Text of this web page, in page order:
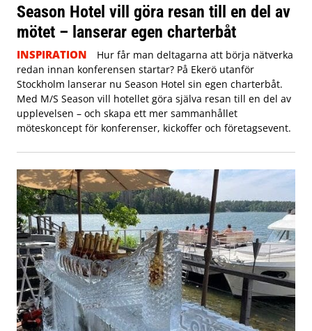
Season Hotel vill göra resan till en del av
mötet – lanserar egen charterbåt
INSPIRATION
Hur får man deltagarna att börja nätverka
redan innan konferensen startar? På Ekerö utanför
Stockholm lanserar nu Season Hotel sin egen charterbåt.
Med M/S Season vill hotellet göra själva resan till en del av
upplevelsen – och skapa ett mer sammanhållet
möteskoncept för konferenser, kickoffer och företagsevent.